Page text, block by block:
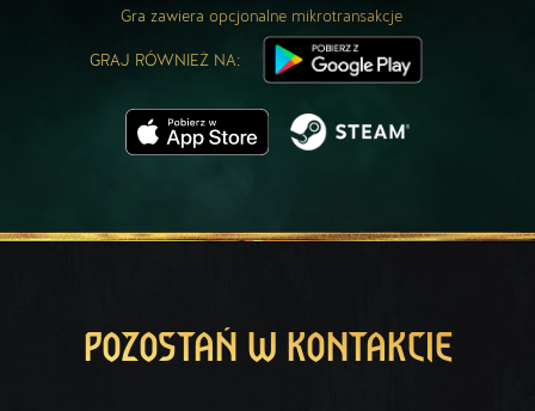
Gra zawiera opcjonalne mikrotransakcje
GRAJ RÓWNIEŻ NA:
POZOSTAŃ W KONTAKCIE